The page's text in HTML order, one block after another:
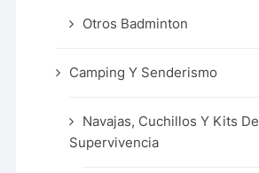
Otros Badminton
Camping Y Senderismo
Navajas, Cuchillos Y Kits De
Supervivencia